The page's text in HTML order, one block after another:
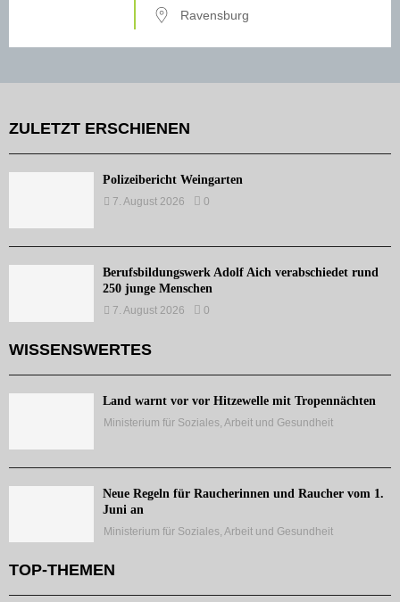
Ravensburg
ZULETZT ERSCHIENEN
Polizeibericht Weingarten
7. August 2026 0
Berufsbildungswerk Adolf Aich verabschiedet rund
250 junge Menschen
7. August 2026 0
WISSENSWERTES
Land warnt vor vor Hitzewelle mit Tropennächten
Ministerium für Soziales, Arbeit und Gesundheit
Neue Regeln für Raucherinnen und Raucher vom 1.
Juni an
Ministerium für Soziales, Arbeit und Gesundheit
TOP-THEMEN